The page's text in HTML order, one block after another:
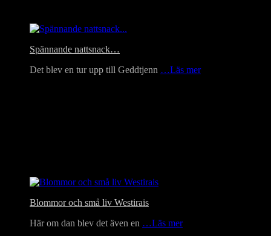
Spännande nattsnack…
Det blev en tur upp till Geddtjenn …Läs mer
Blommor och små liv Westirais
Här om dan blev det även en …Läs mer